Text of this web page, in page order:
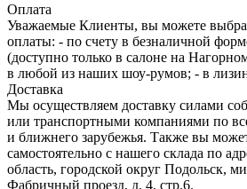
Оплата
Уважаемые Клиенты, вы можете
оплаты: - по счету в безналичной
(доступно только в салоне на
в любой из наших шоу-румов; - в
Доставка
Мы осуществляем доставку силами
или транспортными компаниями по
и ближнего зарубежья. Также вы
самостоятельно с нашего склада по
область, городcкой округ Подольск,
Фабричный проезд, д. 4, стр.6.